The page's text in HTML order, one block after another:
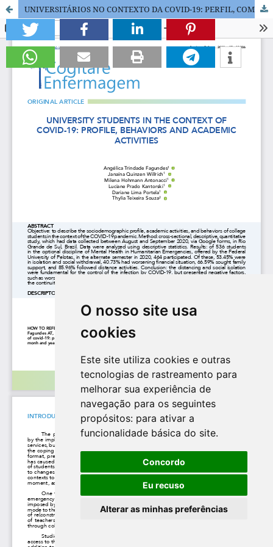
O nosso site usa
cookies
Este site utiliza cookies e outras
tecnologias de rastreamento para
melhorar sua experiência de
navegação para os seguintes
propósitos: para ativar a
funcionalidade básica do site.
Concordo
Eu recuso
Alterar as minhas preferências
UNIVERSITÁRIOS NO CONTEXTO DA COVID-19: PERFIL, COMPORTAMENTOS E ATIVIDADES ACADÊMICAS